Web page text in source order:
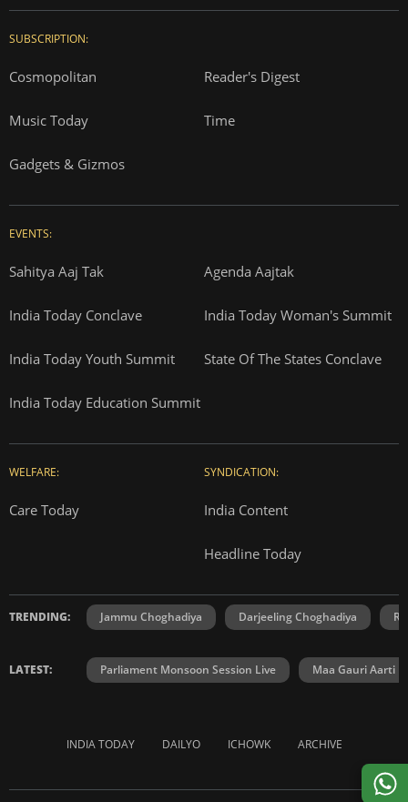
SUBSCRIPTION:
Cosmopolitan Reader's Digest
Music Today Time
Gadgets & Gizmos
EVENTS:
Sahitya Aaj Tak Agenda Aajtak
India Today Conclave India Today Woman's Summit
India Today Youth Summit State Of The States Conclave
India Today Education Summit
WELFARE:
Care Today
SYNDICATION:
India Content
Headline Today
TRENDING: Jammu Choghadiya Darjeeling Choghadiya
LATEST: Parliament Monsoon Session Live Maa Gauri Aarti
INDIA TODAY DAILYO ICHOWK ARCHIVE